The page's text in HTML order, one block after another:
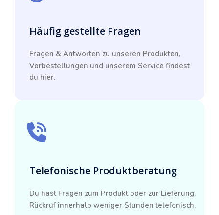
Häufig gestellte Fragen
Fragen & Antworten zu unseren Produkten,
Vorbestellungen und unserem Service findest
du hier.
Telefonische Produktberatung
Du hast Fragen zum Produkt oder zur Lieferung.
Rückruf innerhalb weniger Stunden telefonisch.